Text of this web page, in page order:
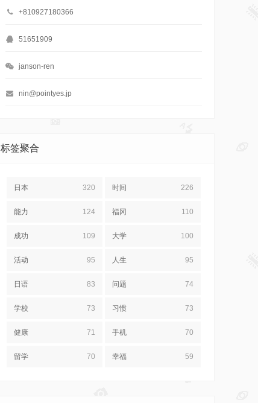
+810927180366
51651909
janson-ren
nin@pointyes.jp
标签聚合
日本 320 时间 226
能力 124 福冈 110
成功 109 大学 100
活动 95 人生 95
日语 83 问题 74
学校 73 习惯 73
健康 71 手机 70
留学 70 幸福 59